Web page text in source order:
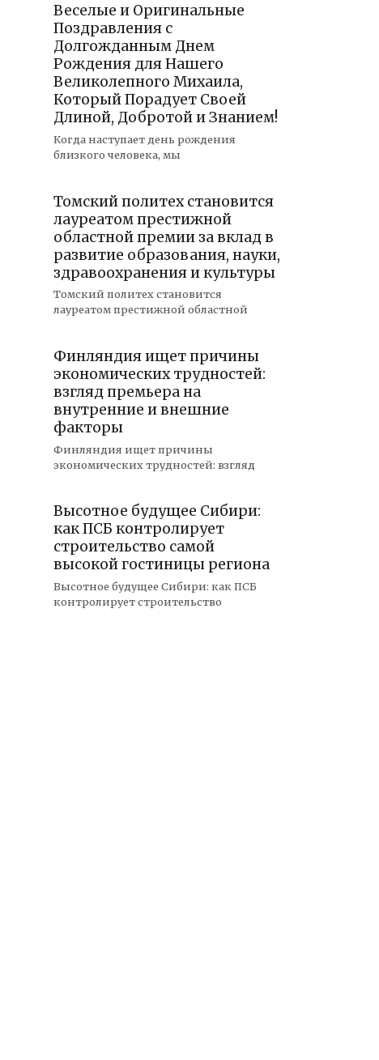
Веселые и Оригинальные
Поздравления с
Долгожданным Днем
Рождения для Нашего
Великолепного Михаила,
Который Порадует Своей
Длиной, Добротой и Знанием!
Когда наступает день рождения
близкого человека, мы
Томский политех становится
лауреатом престижной
областной премии за вклад в
развитие образования, науки,
здравоохранения и культуры
Томский политех становится
лауреатом престижной областной
Финляндия ищет причины
экономических трудностей:
взгляд премьера на
внутренние и внешние
факторы
Финляндия ищет причины
экономических трудностей: взгляд
Высотное будущее Сибири:
как ПСБ контролирует
строительство самой
высокой гостиницы региона
Высотное будущее Сибири: как ПСБ
контролирует строительство